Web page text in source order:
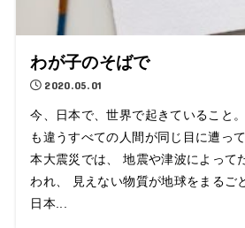
わが子のそばで
2020.05.01
今、日本で、世界で起きていること
も違うすべての人間が同じ目に遭っ
本大震災では、 地震や津波によって
われ、 見えない物質が地球をまるご
日本...